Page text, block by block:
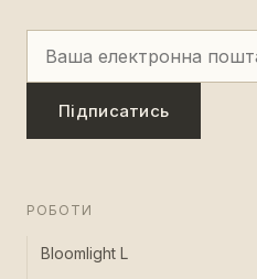
Підписатись
РОБОТИ
Bloomlight L